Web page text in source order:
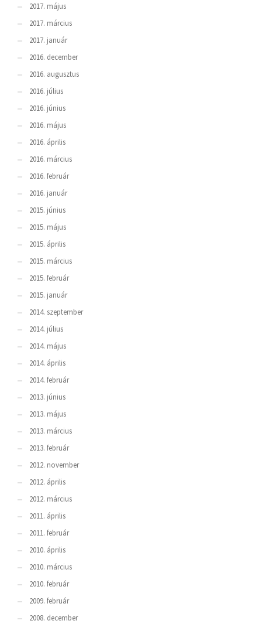
2017. május
2017. március
2017. január
2016. december
2016. augusztus
2016. július
2016. június
2016. május
2016. április
2016. március
2016. február
2016. január
2015. június
2015. május
2015. április
2015. március
2015. február
2015. január
2014. szeptember
2014. július
2014. május
2014. április
2014. február
2013. június
2013. május
2013. március
2013. február
2012. november
2012. április
2012. március
2011. április
2011. február
2010. április
2010. március
2010. február
2009. február
2008. december